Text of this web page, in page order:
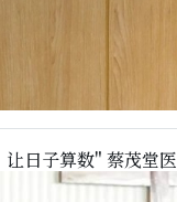
日子算数" 蔡茂堂